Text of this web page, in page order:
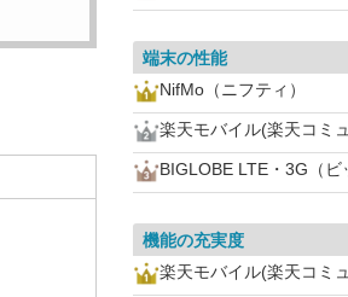
端末の性能
NifMo（ニフティ）
楽天モバイル(楽天コミ
BIGLOBE LTE・3G（ビ
機能の充実度
楽天モバイル(楽天コミ